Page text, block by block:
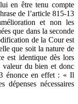
en être tenu compte
de l’article 815-13
et non les
que dans la seconde
de la Cour est
que soit la nature de
est identique dès lors
valeur du bien et donc
énonce en effet : « Il
dépenses nécessaires